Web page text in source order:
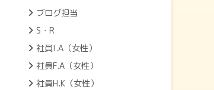
ブログ担当
S・R
社員I.A（女性）
社員F.A（女性）
社員H.K（女性）